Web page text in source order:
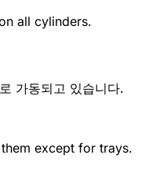
all cylinders.
가동되고 있습니다.
except for trays.